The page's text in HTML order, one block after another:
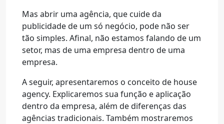
Mas abrir uma agência, que cuide da
publicidade de um só negócio, pode não ser
tão simples. Afinal, não estamos falando de um
setor, mas de uma empresa dentro de uma
empresa.
A seguir, apresentaremos o conceito de house
agency. Explicaremos sua função e aplicação
dentro da empresa, além de diferenças das
agências tradicionais. Também mostraremos